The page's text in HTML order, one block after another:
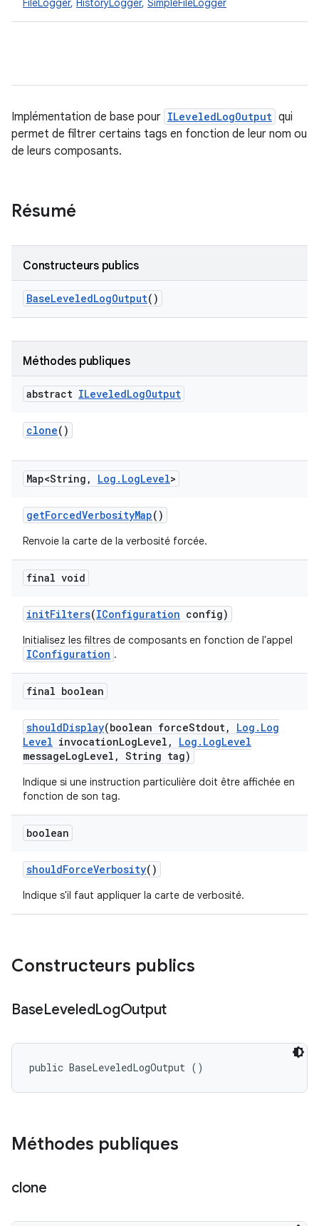
FileLogger, HistoryLogger, SimpleFileLogger
Implémentation de base pour ILeveledLogOutput qui
permet de filtrer certains tags en fonction de leur nom ou
de leurs composants.
Résumé
Constructeurs publics
BaseLeveledLogOutput()
Méthodes publiques
abstract ILeveledLogOutput
clone()
Map<String , Log . LogLevel>
getForcedVerbosityMap()
Renvoie la carte de la verbosité forcée.
final void
initFilters(IConfiguration config)
Initialisez les filtres de composants en fonction de l'appel
IConfiguration .
final boolean
shouldDisplay(boolean forceStdout, Log . Log
Level invocationLogLevel , Log . LogLevel
messageLogLevel , String tag)
Indique si une instruction particulière doit être affichée en
fonction de son tag.
boolean
shouldForceVerbosity()
Indique s'il faut appliquer la carte de verbosité.
Constructeurs publics
BaseLeveledLogOutput
public BaseLeveledLogOutput ()
Méthodes publiques
clone